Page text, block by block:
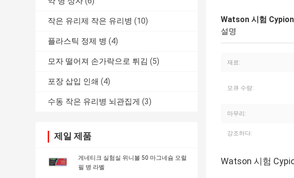
작은 유리제 작은 유리병 (10)
플라스틱 정제 병 (4)
모자 떨어져 손가락으로 튀김 (5)
포장 삽입 인쇄 (4)
수동 작은 유리병 뇌관집게 (3)
제일 제품
게네티크 실험실 위니볼 50 마그네슘 오럴
필 병 라벨
Watson 시험
설명
재료:
모큐 수량:
마무리:
강조하다:
Watson 시험